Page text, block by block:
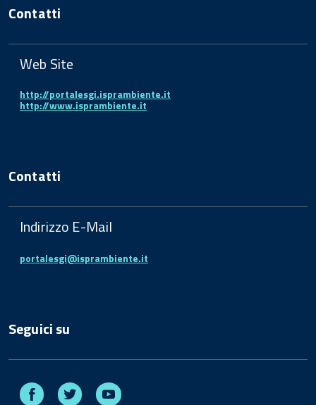
Contatti
Web Site
http://portalesgi.isprambiente.it
http://www.isprambiente.it
Contatti
Indirizzo E-Mail
portalesgi@isprambiente.it
Seguici su
Facebook Twitter